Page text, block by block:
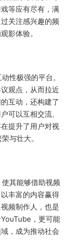
等应有尽有，满
关注感兴趣的频
影体验。
性极强的平台。
观点，从而拉近
互动，还构建了
可以互相交流、
提升了用户对视
与壮大。
其能够借助视频
丰富的内容赢得
频制作人，也是
，更可能
，成为推动社会